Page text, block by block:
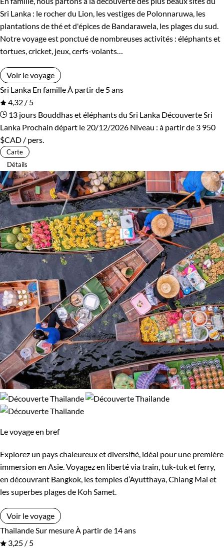
Rwanda Salvador
Seychelles
Sri Lanka
Turquie
Vietnam
Sri Lanka : le rocher du Lion, les vestiges de Polonnaruwa, les
plantations de thé et d'épices de Bandarawela, les plages du sud.
Notre voyage est ponctué de nombreuses activités : éléphants et
tortues, cricket, jeux, cerfs-volants…
Voir le voyage
Sri Lanka En famille À partir de 5 ans
4,32 / 5
13 jours Bouddhas et éléphants du Sri Lanka Découverte Sri
Lanka Prochain départ le 20/12/2026 Niveau : à partir de 3 950
$CAD / pers.
Carte
Détails
Le voyage en bref
Explorez un pays chaleureux et diversifié, idéal pour une première
immersion en Asie. Voyagez en liberté via train, tuk-tuk et ferry,
en découvrant Bangkok, les temples d’Ayutthaya, Chiang Mai et
les superbes plages de Koh Samet.
Voir le voyage
Thailande Sur mesure À partir de 14 ans
3,25 / 5